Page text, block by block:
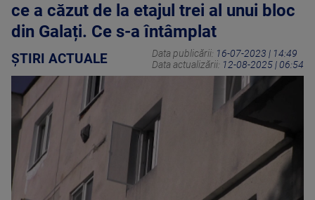
ce a căzut de la etajul trei al unui bloc
din Galați. Ce s-a întâmplat
ȘTIRI ACTUALE Data publicării: 16-07-2023 | 14:49
Data actualizării: 12-08-2025 | 06:54